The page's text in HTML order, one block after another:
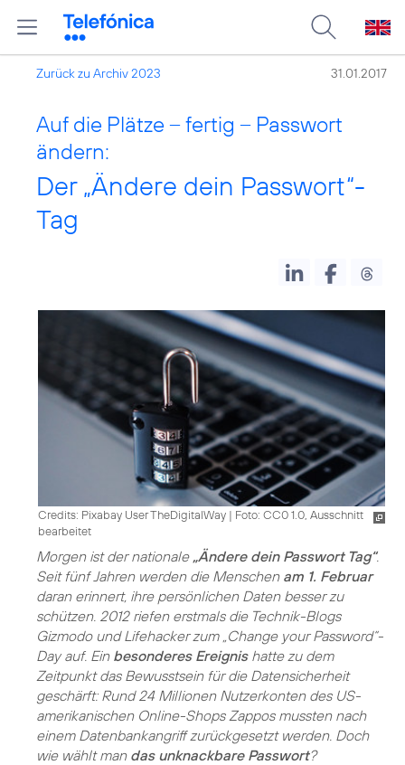
Zurück zu Archiv 2023 31.01.2017
Auf die Plätze – fertig – Passwort
ändern:
Der „Ändere dein Passwort“-
Tag
Credits: Pixabay User TheDigitalWay | Foto: CC0 1.0, Ausschnitt
bearbeitet
Morgen ist der nationale „Ändere dein Passwort Tag“.
Seit fünf Jahren werden die Menschen am 1. Februar
daran erinnert, ihre persönlichen Daten besser zu
schützen. 2012 riefen erstmals die Technik-Blogs
Gizmodo und Lifehacker zum „Change your Password“-
Day auf. Ein besonderes Ereignishatte zu dem
Zeitpunkt das Bewusstsein für die Datensicherheit
geschärft: Rund 24 Millionen Nutzerkonten des US-
amerikanischen Online-Shops Zappos mussten nach
einem Datenbankangriff zurückgesetzt werden. Doch
wie wählt man das unknackbare Passwort?